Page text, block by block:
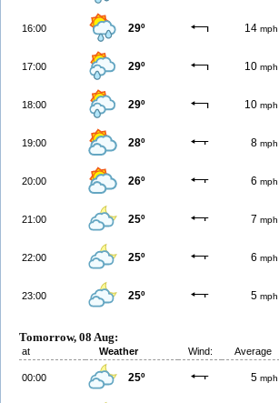
16:00 29º 14 mph
17:00 29º 10 mph
18:00 29º 10 mph
19:00 28º 8 mph
20:00 26º 6 mph
21:00 25º 7 mph
22:00 25º 6 mph
23:00 25º 5 mph
Tomorrow, 08 Aug:
at Weather Wind: Average
00:00 25º 5 mph